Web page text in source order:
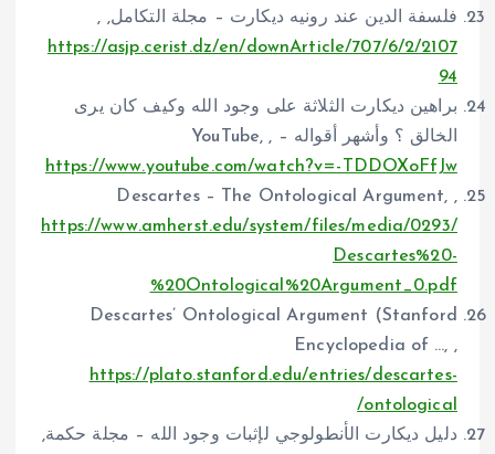
فلسفة الدين عند رونيه ديكارت – مجلة التكامل, ,
https://asjp.cerist.dz/en/downArticle/707/6/2/2107
94
براهين ديكارت الثلاثة على وجود الله وكيف كان يرى
الخالق ؟ وأشهر أقواله – YouTube, ,
https://www.youtube.com/watch?v=-TDDOXoFfJw
Descartes – The Ontological Argument, ,
https://www.amherst.edu/system/files/media/0293/
Descartes%20-
%20Ontological%20Argument_0.pdf
Descartes’ Ontological Argument (Stanford
Encyclopedia of …, ,
https://plato.stanford.edu/entries/descartes-
ontological/
دليل ديكارت الأنطولوجي لإثبات وجود الله – مجلة حكمة,